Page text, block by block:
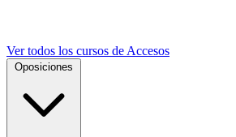
Ver todos los cursos de Accesos
Oposiciones